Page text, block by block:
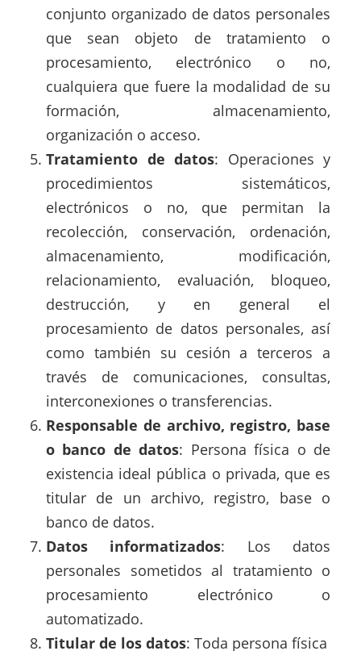
conjunto organizado de datos personales
que sean objeto de tratamiento o
procesamiento, electrónico o no,
cualquiera que fuere la modalidad de su
formación, almacenamiento,
organización o acceso.
Tratamiento de datos: Operaciones y
procedimientos sistemáticos,
electrónicos o no, que permitan la
recolección, conservación, ordenación,
almacenamiento, modificación,
relacionamiento, evaluación, bloqueo,
destrucción, y en general el
procesamiento de datos personales, así
como también su cesión a terceros a
través de comunicaciones, consultas,
interconexiones o transferencias.
Responsable de archivo, registro, base
o banco de datos: Persona física o de
existencia ideal pública o privada, que es
titular de un archivo, registro, base o
banco de datos.
Datos informatizados: Los datos
personales sometidos al tratamiento o
procesamiento electrónico o
automatizado.
Titular de los datos: Toda persona física